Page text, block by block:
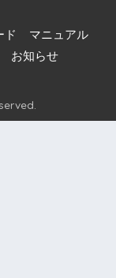
ド
マニュアル
お知らせ